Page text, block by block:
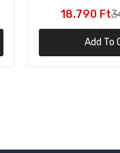
18.790 Ft
Add To